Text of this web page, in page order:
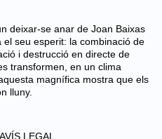
deixar-se anar de Joan Baixas
seu esperit: la combinació de
i destrucció en directe de
transformen, en un clima
magnífica mostra que els
lluny.
AVÍS LEGAL